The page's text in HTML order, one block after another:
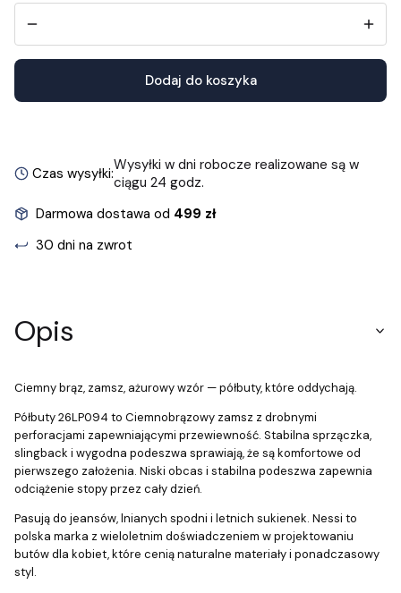
Dodaj do koszyka
Czas wysyłki:Wysyłki w dni robocze realizowane są w
ciągu 24 godz.
Darmowa dostawa od 499 zł
30 dni na zwrot
Opis
Ciemny brąz, zamsz, ażurowy wzór — półbuty, które oddychają.
Półbuty 26LP094 to Ciemnobrązowy zamsz z drobnymi
perforacjami zapewniającymi przewiewność. Stabilna sprzączka,
slingback i wygodna podeszwa sprawiają, że są komfortowe od
pierwszego założenia. Niski obcas i stabilna podeszwa zapewnia
odciążenie stopy przez cały dzień.
Pasują do jeansów, lnianych spodni i letnich sukienek. Nessi to
polska marka z wieloletnim doświadczeniem w projektowaniu
butów dla kobiet, które cenią naturalne materiały i ponadczasowy
styl.